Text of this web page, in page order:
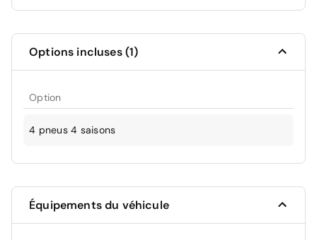
Options incluses (1)
Option
4 pneus 4 saisons
Équipements du véhicule